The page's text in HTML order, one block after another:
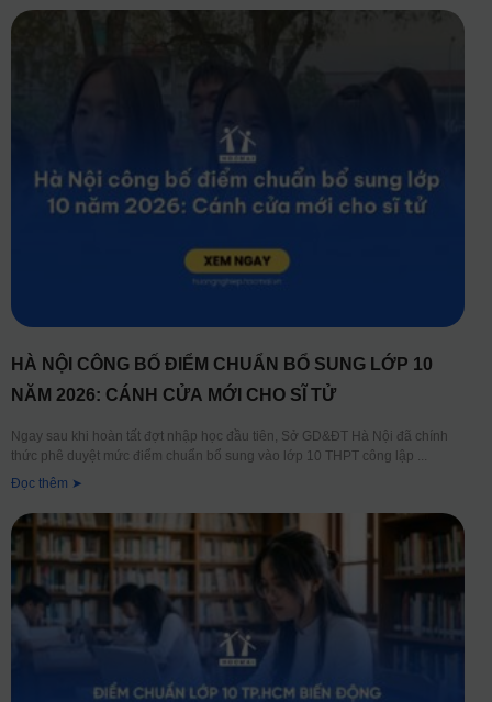
HÀ NỘI CÔNG BỐ ĐIỂM CHUẨN BỔ SUNG LỚP 10
NĂM 2026: CÁNH CỬA MỚI CHO SĨ TỬ
Ngay sau khi hoàn tất đợt nhập học đầu tiên, Sở GD&ĐT Hà Nội đã chính
thức phê duyệt mức điểm chuẩn bổ sung vào lớp 10 THPT công lập
Đọc thêm ➤